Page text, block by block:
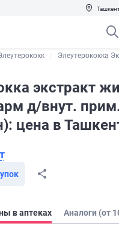
Элеутерококка
экстракт
д/внут.
цена в
в аптеках Аналоги (от